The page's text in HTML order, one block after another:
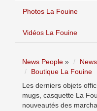
Photos La Fouine
Vidéos La Fouine
News People »
Boutique La Fouine
Les derniers objets
mugs, casquette La
nouveautés des